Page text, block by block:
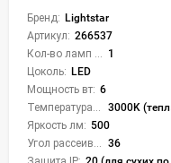
Бренд: Lightstar
Артикул: 266537
1
Цоколь: LED
Мощность вт: 6
3000K (теплый)
Яркость лм: 500
36